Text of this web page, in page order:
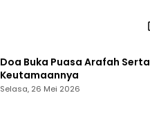
Doa Buka Puasa Arafah Serta
Keutamaannya
Selasa, 26 Mei 2026